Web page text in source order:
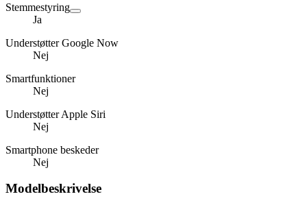
Stemmestyring
Ja
Understøtter Google Now
Nej
Smartfunktioner
Nej
Understøtter Apple Siri
Nej
Smartphone beskeder
Nej
Modelbeskrivelse